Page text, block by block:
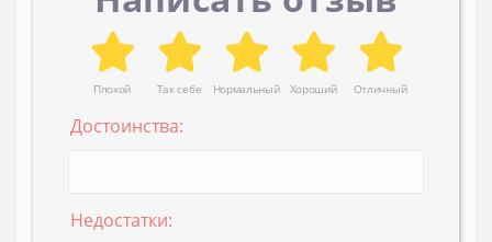
Плохой Так себе Нормальный Хороший Отличный
Достоинства:
Недостатки: